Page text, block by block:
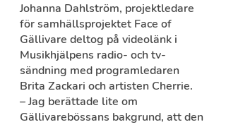
Johanna Dahlström, projektledare
för samhällsprojektet Face of
Gällivare deltog på videolänk i
Musikhjälpens radio- och tv-
sändning med programledaren
Brita Zackari och artisten Cherrie.
– Jag berättade lite om
Gällivarebössans bakgrund, att den